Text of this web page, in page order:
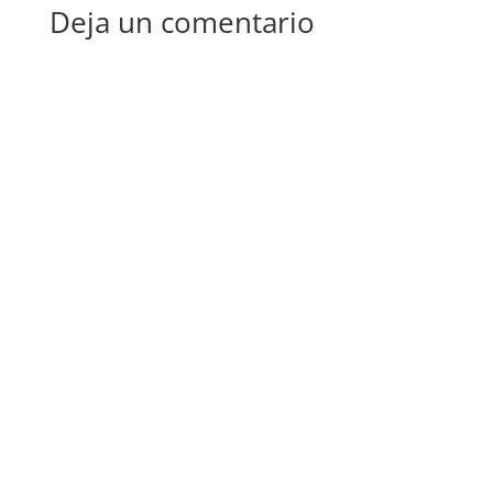
Deja un comentario